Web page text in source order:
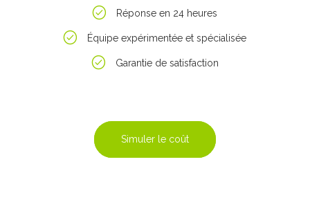
Réponse en 24 heures
Équipe expérimentée et spécialisée
Garantie de satisfaction
Simuler le coût